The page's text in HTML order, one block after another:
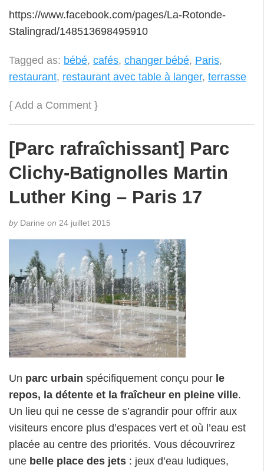
https://www.facebook.com/pages/La-Rotonde-
Stalingrad/148513698495910
Tagged as: bébé, cafés, changer bébé, Paris,
restaurant, restaurant avec table à langer, terrasse
{ Add a Comment }
[Parc rafraîchissant] Parc
Clichy-Batignolles Martin
Luther King – Paris 17
byDarine on 24 juillet 2015
Un parc urbain spécifiquement conçu pour le
repos, la détente et la fraîcheur en pleine ville.
Un lieu qui ne cesse de s’agrandir pour offrir aux
visiteurs encore plus d’espaces vert et où l’eau est
placée au centre des priorités. Vous découvrirez
une belle place des jets : jeux d’eau ludiques,